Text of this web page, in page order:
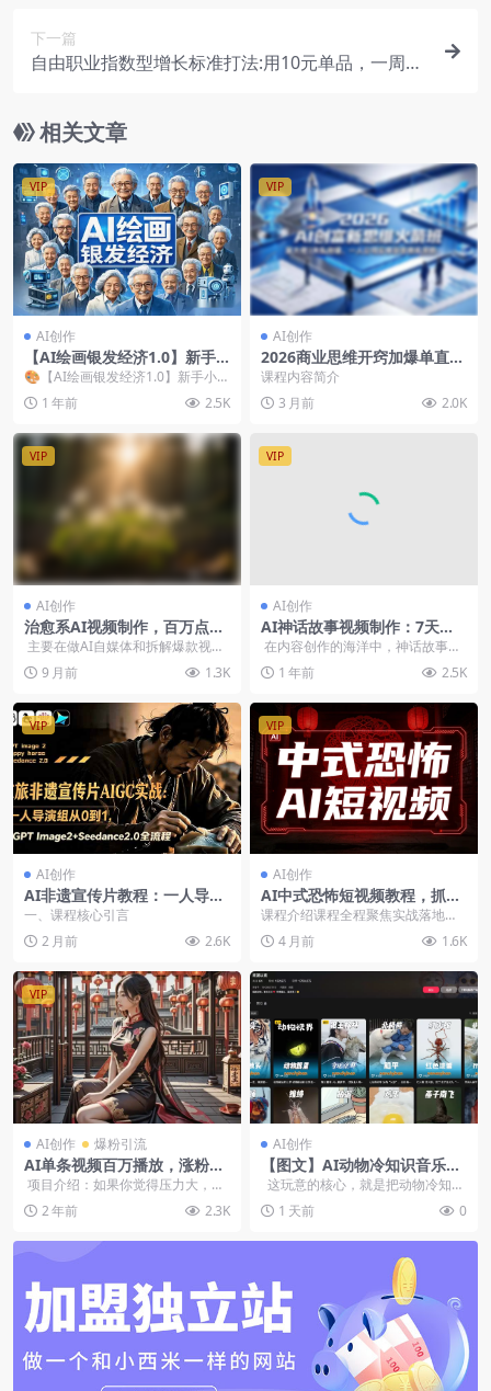
下一篇
自由职业指数型增长标准打法:用10元单品，一周引
相关文章
VIP
AI创作
【AI绘画银发经济1.0】新手
小白保姆级教程，接单接到手
软，月入1万！
🎨【AI绘画银发经济1.0】新手小白
保姆级教程，接单接到手软，月入1
万！在自媒体...
1 年前 2.5K
VIP
AI创作
2026商业思维开窍加爆单直播
间加同城抢客，一套课打通IP
打造直播增长门店引流
课程内容简介
3 月前
2.0K
VIP
AI创作
治愈系AI视频制作，百万点赞
的AI花朵生成（飞书文档教
主要在做AI自媒体和拆解爆款视频
方面当代人的压力大是共识，治愈
系的A...
9 月前 1.3K
VIP
AI创作
AI神话故事视频制作：7天涨
粉500+，小白轻松变现
在内容创作的海洋中，神话故事一
直是一个永恒的热点。从古老的
《山海经》...
1 年前 2.5K
VIP
AI创作
AI非遗宣传片教程：一人导演
组零基础掌握短片制作，GPT
Image2+Seedance2.0全流程
一、课程核心引言
2 月前
2.6K
VIP
AI创作
AI中式恐怖短视频教程，抓住
恐怖氛围流量红利，条条爆款
课程介绍课程全程聚焦实战落地，
从AI工具选型、中式恐怖素材生
成，到氛围营造、剪辑...
4 月前 1.6K
VIP
AI创作 爆粉引流
AI单条视频百万播放，涨粉破
万，可矩阵操作
项目介绍：如果你觉得压力大，每
月固定工资不够开支，每天时间充
足想发展...
2 年前 2.3K
AI创作
【图文】AI动物冷知识音乐视
频：俩小时搞定爆款涨粉号
这玩意的核心，就是把动物冷知识
塞进歌词里，配上一段AI生...
1 天前 0